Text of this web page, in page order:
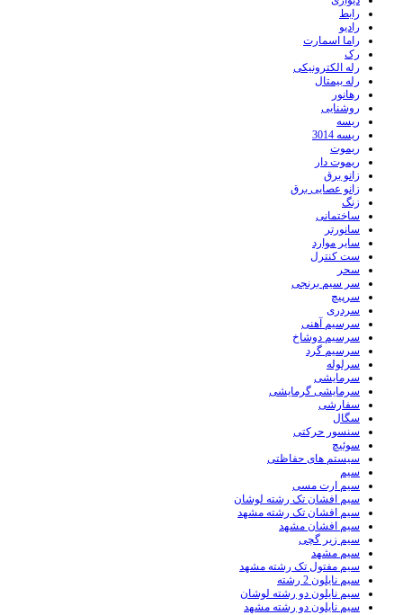
رابط
رادیو
راما اسمارت
رک
رله الکترونیکی
رله بیمتال
رهانور
روشنایی
ریسه
ریسه 3014
ریموت
ریموت دار
زانو برق
زانو عصایی برق
زنگ
ساختمانی
سانورتر
سایر موارد
ست کنترل
سحر
سر سیم برنجی
سرپیچ
سردری
سرسیم آهنی
سرسیم دوشاخ
سرسیم گرد
سرلوله
سرمایشی
سرمایشی گرمایشی
سفارشی
سگال
سنسور حرکتی
سوئیچ
سیستم های حفاظتی
سیم
سیم ارت مسی
سیم افشان تک رشته لوشان
سیم افشان تک رشته مشهد
سیم افشان مشهد
سیم زیر گچی
سیم مشهد
سیم مفتول تک رشته مشهد
سیم نایلون 2 رشته
سیم نایلون دو رشته لوشان
سیم نایلون دو رشته مشهد